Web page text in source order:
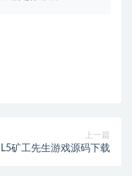
上一篇
矿工先生游戏源码下载